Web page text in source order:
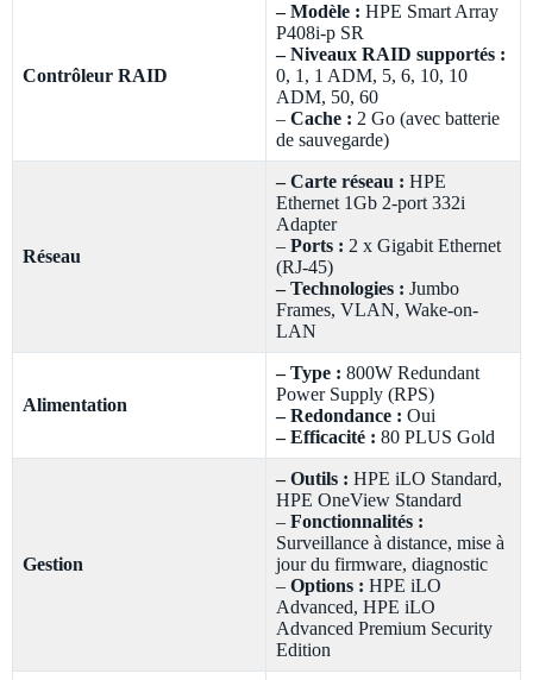
Contrôleur RAID
– Modèle : HPE Smart Array
P408i-p SR
– Niveaux RAID supportés :
0, 1, 1 ADM, 5, 6, 10, 10
ADM, 50, 60
– Cache : 2 Go (avec batterie
de sauvegarde)
Réseau
– Carte réseau : HPE
Ethernet 1Gb 2-port 332i
Adapter
– Ports : 2 x Gigabit Ethernet
(RJ-45)
– Technologies : Jumbo
Frames, VLAN, Wake-on-
LAN
Alimentation
– Type : 800W Redundant
Power Supply (RPS)
– Redondance : Oui
– Efficacité : 80 PLUS Gold
Gestion
– Outils : HPE iLO Standard,
HPE OneView Standard
– Fonctionnalités :
Surveillance à distance, mise à
jour du firmware, diagnostic
– Options : HPE iLO
Advanced, HPE iLO
Advanced Premium Security
Edition